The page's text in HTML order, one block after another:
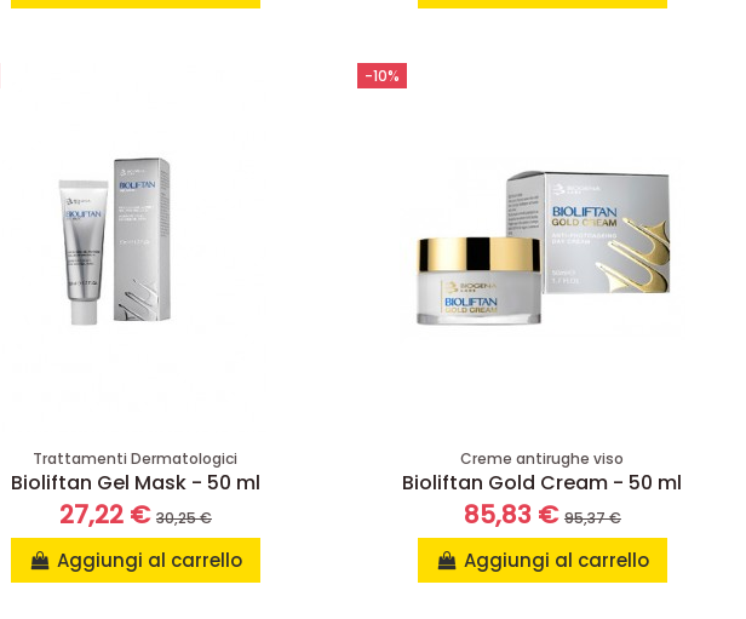
Trattamenti Dermatologici
Bioliftan Gel Mask - 50 ml
27,22 € 30,25 €
Aggiungi al carrello
-10%
Creme antirughe viso
Bioliftan Gold Cream - 50 ml
85,83 € 95,37 €
Aggiungi al carrello